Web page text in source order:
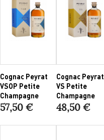
Cognac Peyrat
VSOP Petite
Champagne
57,50 €
Cognac Peyrat
VS Petite
Champagne
48,50 €